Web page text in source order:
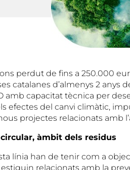
perdut de fins a 250.000
catalanes d’almenys 2 anys
amb capacitat tècnica per
efectes del canvi climàtic,
projectes relacionats amb
circular, àmbit dels residus
línia han de tenir com a
relacionats amb la